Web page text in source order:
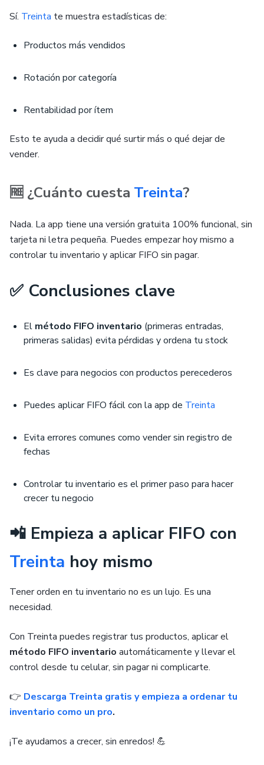
Sí. Treinta te muestra estadísticas de:
Productos más vendidos
Rotación por categoría
Rentabilidad por ítem
Esto te ayuda a decidir qué surtir más o qué dejar de
vender.
🆓 ¿Cuánto cuesta Treinta?
Nada. La app tiene una versión gratuita 100% funcional, sin
tarjeta ni letra pequeña. Puedes empezar hoy mismo a
controlar tu inventario y aplicar FIFO sin pagar.
✅ Conclusiones clave
El método FIFO inventario (primeras entradas,
primeras salidas) evita pérdidas y ordena tu stock
Es clave para negocios con productos perecederos
Puedes aplicar FIFO fácil con la app de Treinta
Evita errores comunes como vender sin registro de
fechas
Controlar tu inventario es el primer paso para hacer
crecer tu negocio
📲 Empieza a aplicar FIFO con
Treinta hoy mismo
Tener orden en tu inventario no es un lujo. Es una
necesidad.
Con Treinta puedes registrar tus productos, aplicar el
método FIFO inventario automáticamente y llevar el
control desde tu celular, sin pagar ni complicarte.
👉 Descarga Treinta gratis y empieza a ordenar tu
inventario como un pro.
¡Te ayudamos a crecer, sin enredos! 💪